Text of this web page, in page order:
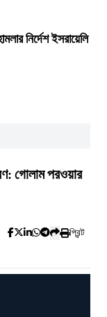
নির্দেশ ইসরায়েলি
গোলাম পরওয়ার
প্রিন্ট